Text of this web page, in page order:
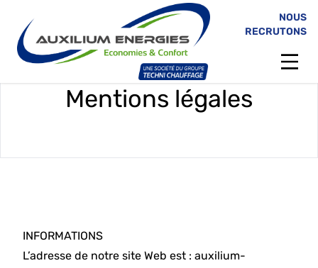
NOUS
RECRUTONS
Mentions légales
INFORMATIONS
L’adresse de notre site Web est : auxilium-